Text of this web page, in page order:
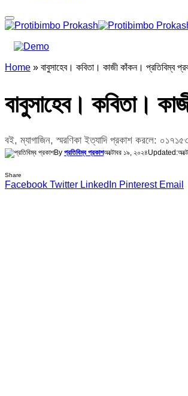
Home » বাবুসাহেব। কবিতা। কাজী কাঁকন। প্রতিবিম্ব
বাবুসাহেব। কবিতা।
বই, ম্যাগাজিন, স্মরণিকা ইত্যাদি প্রকাশ করলে:
By প্রতিবিম্ব প্রকাশঅক্টোবর ১৯, ২০২৪Updated:
Share
Facebook Twitter LinkedIn Pinterest Email